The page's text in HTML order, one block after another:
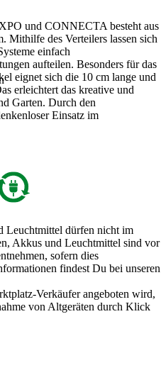
und CONNECTA besteht aus
Mithilfe des Verteilers lassen sich
einfach
aufteilen. Besonders für das
eignet sich die 10 cm lange und
erleichtert das kreative und
Garten. Durch den
Einsatz im
Leuchtmittel dürfen nicht im
Akkus und Leuchtmittel sind vor
sofern dies
findest Du bei unseren
Verkäufer angeboten wird,
von Altgeräten durch Klick